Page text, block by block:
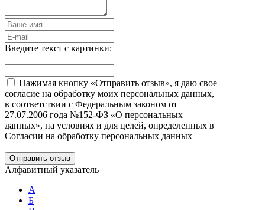
Введите текст с картинки:
Нажимая кнопку «Отправить отзыв», я даю свое
согласие на обработку моих персональных данных,
в соответствии с Федеральным законом от
27.07.2006 года №152-ФЗ «О персональных
данных», на условиях и для целей, определенных в
Согласии на обработку персональных данных
Отправить отзыв
Алфавитный указатель
А
Б